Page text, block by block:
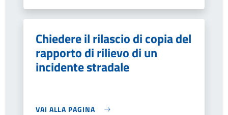
Chiedere il rilascio di copia del
rapporto di rilievo di un
incidente stradale
VAI ALLA PAGINA